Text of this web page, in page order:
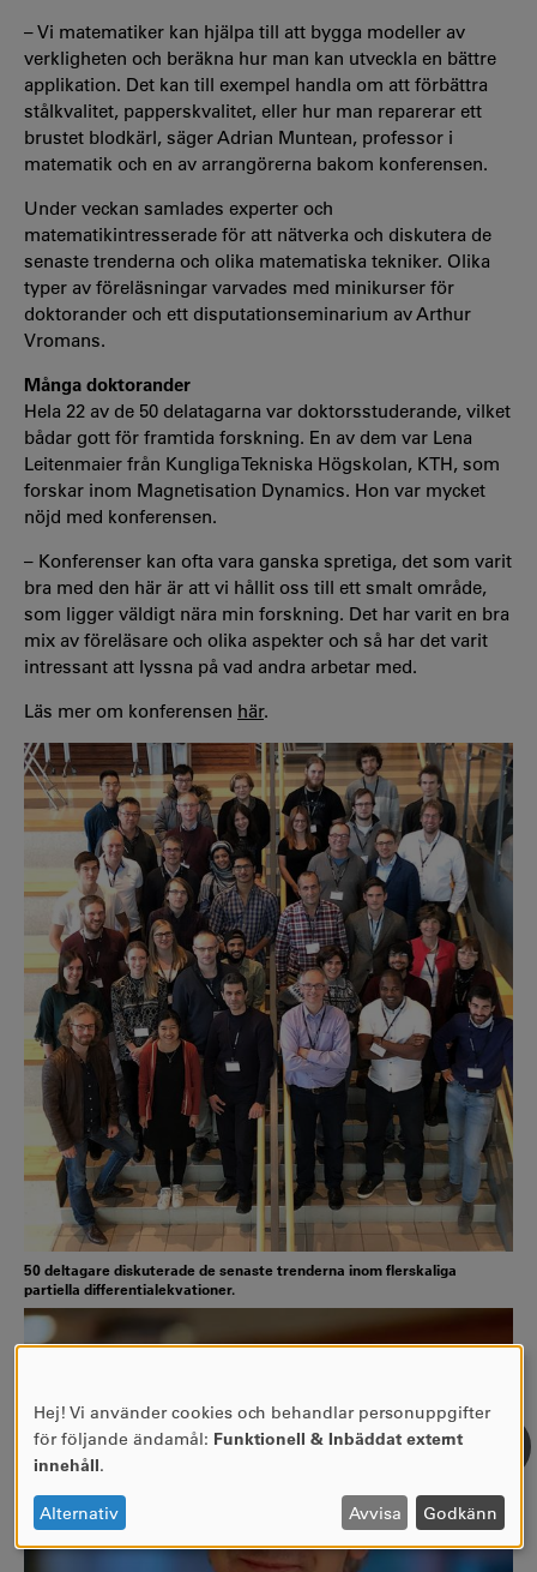
– Vi matematiker kan hjälpa till att bygga modeller av
verkligheten och beräkna hur man kan utveckla en bättre
applikation. Det kan till exempel handla om att förbättra
stålkvalitet, papperskvalitet, eller hur man reparerar ett
brustet blodkärl, säger Adrian Muntean, professor i
matematik och en av arrangörerna bakom konferensen.
Under veckan samlades experter och
matematikintresserade för att nätverka och diskutera de
senaste trenderna och olika matematiska tekniker. Olika
typer av föreläsningar varvades med minikurser för
doktorander och ett disputationseminarium av Arthur
Vromans.
Många doktorander
Hela 22 av de 50 delatagarna var doktorsstuderande, vilket
bådar gott för framtida forskning. En av dem var Lena
Leitenmaier från Kungliga Tekniska Högskolan, KTH, som
forskar inom Magnetisation Dynamics. Hon var mycket
nöjd med konferensen.
– Konferenser kan ofta vara ganska spretiga, det som varit
bra med den här är att vi hållit oss till ett smalt område,
som ligger väldigt nära min forskning. Det har varit en bra
mix av föreläsare och olika aspekter och så har det varit
intressant att lyssna på vad andra arbetar med.
Läs mer om konferensen här.
50 deltagare diskuterade de senaste trenderna inom flerskaliga
partiella differentialekvationer.
ANVÄNDNING
AV
OCH
COOKIES
Hej! Vi använder cookies och behandlar personuppgifter
för följande ändamål: Funktionell & Inbäddat externt
innehåll.
Alternativ Avvisa Godkänn